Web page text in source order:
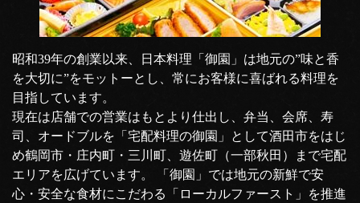
昭和39年の創業以来、日本料理「御園」は地元の”味と香
を大切に”をモットーとし、常にお客様に喜ばれる料理を
目指しています。
現在は店舗での営業はもとより仕出し、弁当、会席、寿
司、オードブルを「宅配料理の御園」として酒田市をはじ
め鶴岡市・庄内町・三川町、遊佐町（一部秋田）まで宅配
エリアを広げています。 「御園」では地元の新鮮で安
心・安全な食材にこだわる「ローカルファースト」を推進